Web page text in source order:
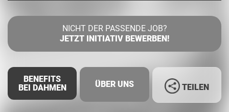
NICHT DER PASSENDE JOB?
JETZT INITIATIV BEWERBEN!
BENEFITS
BEI DAHMEN
ÜBER UNS TEILEN